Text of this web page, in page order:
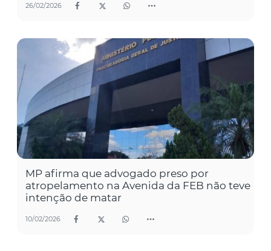
26/02/2026
MP afirma que advogado preso por
atropelamento na Avenida da FEB não teve
intenção de matar
10/02/2026